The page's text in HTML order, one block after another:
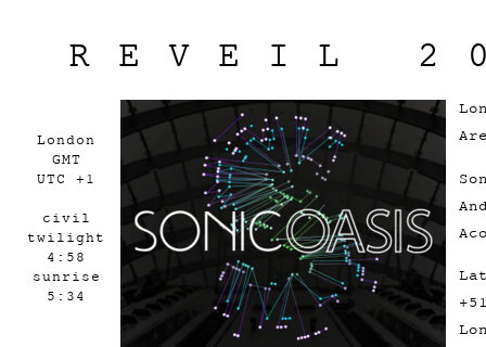
London
GMT
UTC +1
civil
twilight
4:58
sunrise
5:34
REVEIL